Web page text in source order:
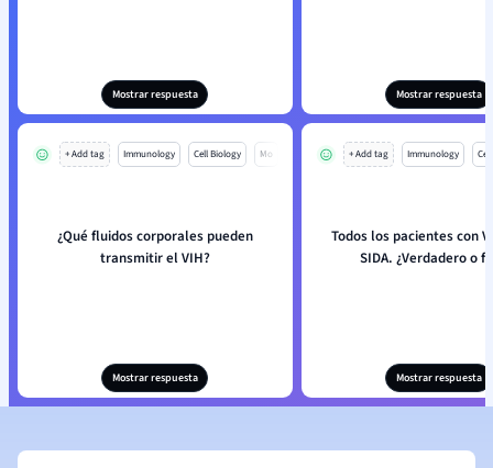
Mostrar respuesta Mostrar respuesta
+ Add tag Immunology Cell Biology Mo
¿Qué fluidos corporales pueden
transmitir el VIH?
Mostrar respuesta
+ Add tag Immunology
Todos los pacientes con
SIDA. ¿Verdadero o
Mostrar respuesta